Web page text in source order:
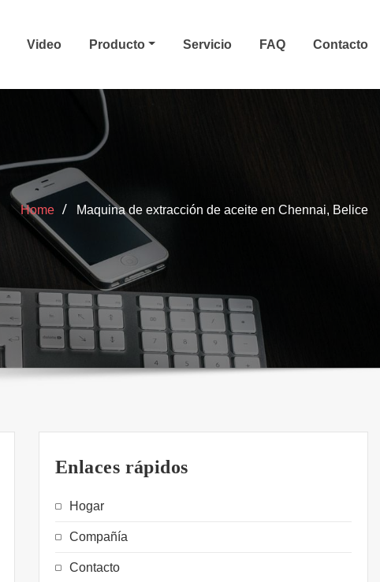
Video Producto Servicio FAQ Contacto
Home Maquina de extracción de aceite en Chennai, Belice
Enlaces rápidos
Hogar
Compañía
Contacto